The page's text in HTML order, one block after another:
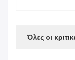
Όλες οι